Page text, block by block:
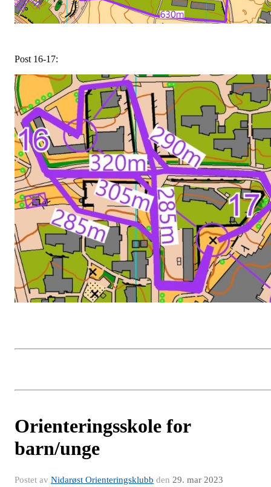
Post 16-17:
Orienteringsskole for
barn/unge
Postet av Nidarøst Orienteringsklubb den 29. mar 2023